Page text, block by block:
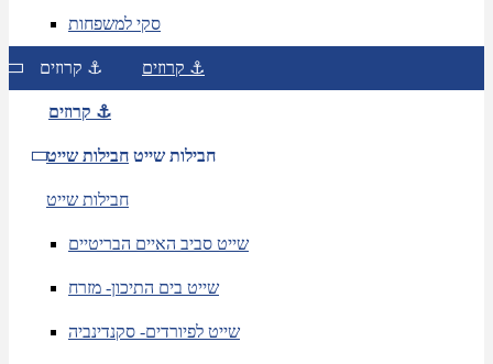
סקי למשפחות
קרוזים ⚓ קרוזים ⚓
קרוזים ⚓
חבילות שייט חבילות שייט
חבילות שייט
שייט סביב האיים הבריטיים
שייט בים התיכון- מזרח
שייט לפיורדים- סקנדינביה